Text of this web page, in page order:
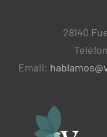
28140
Email: